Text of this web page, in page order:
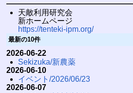
天敵利用研究会
新ホームページ
https://tenteki-ipm.org/
最新の10件
2026-06-22
Sekizuka/新農薬
2026-06-10
イベント/2026/06/23
2026-06-07